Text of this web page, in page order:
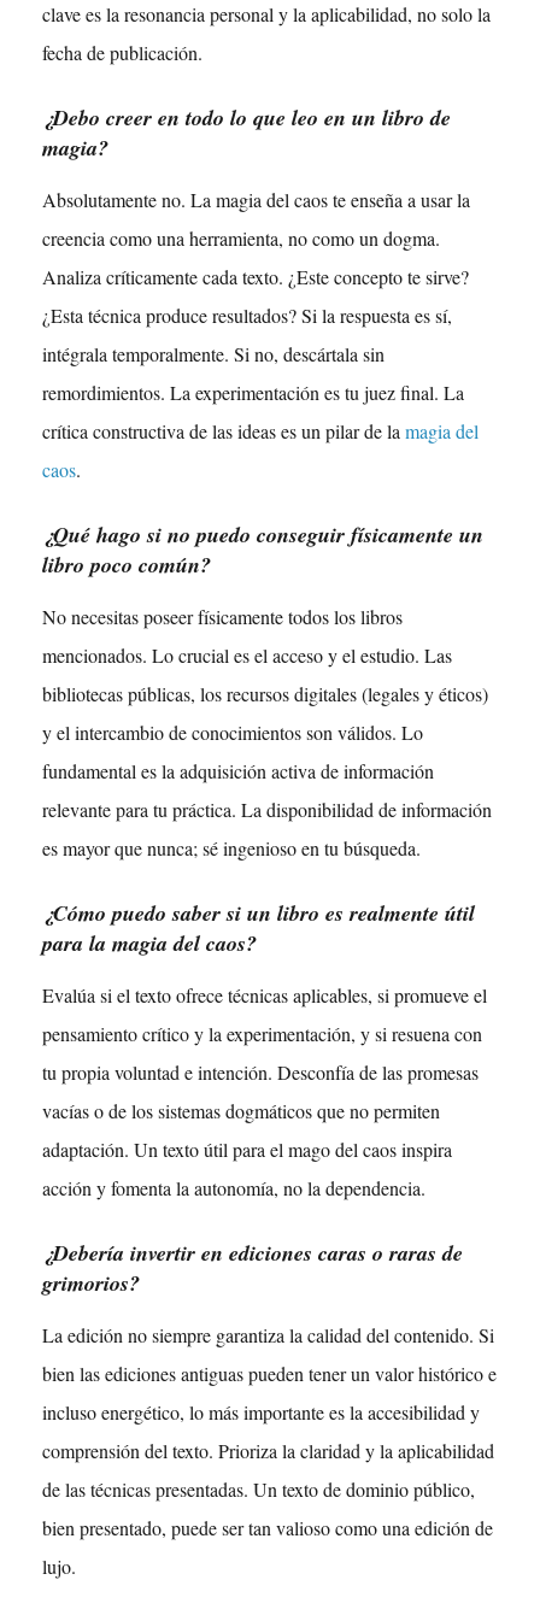
clave es la resonancia personal y la aplicabilidad, no solo la
fecha de publicación.
¿Debo creer en todo lo que leo en un libro de
magia?
Absolutamente no. La magia del caos te enseña a usar la
creencia como una herramienta, no como un dogma.
Analiza críticamente cada texto. ¿Este concepto te sirve?
¿Esta técnica produce resultados? Si la respuesta es sí,
intégrala temporalmente. Si no, descártala sin
remordimientos. La experimentación es tu juez final. La
crítica constructiva de las ideas es un pilar de la magia del
caos.
¿Qué hago si no puedo conseguir físicamente un
libro poco común?
No necesitas poseer físicamente todos los libros
mencionados. Lo crucial es el acceso y el estudio. Las
bibliotecas públicas, los recursos digitales (legales y éticos)
y el intercambio de conocimientos son válidos. Lo
fundamental es la adquisición activa de información
relevante para tu práctica. La disponibilidad de información
es mayor que nunca; sé ingenioso en tu búsqueda.
¿Cómo puedo saber si un libro es realmente útil
para la magia del caos?
Evalúa si el texto ofrece técnicas aplicables, si promueve el
pensamiento crítico y la experimentación, y si resuena con
tu propia voluntad e intención. Desconfía de las promesas
vacías o de los sistemas dogmáticos que no permiten
adaptación. Un texto útil para el mago del caos inspira
acción y fomenta la autonomía, no la dependencia.
¿Debería invertir en ediciones caras o raras de
grimorios?
La edición no siempre garantiza la calidad del contenido. Si
bien las ediciones antiguas pueden tener un valor histórico e
incluso energético, lo más importante es la accesibilidad y
comprensión del texto. Prioriza la claridad y la aplicabilidad
de las técnicas presentadas. Un texto de dominio público,
bien presentado, puede ser tan valioso como una edición de
lujo.